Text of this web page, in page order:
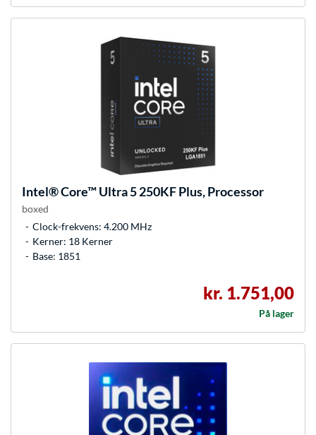
Intel®Core™ Ultra 5 250KF Plus, Processor
boxed
Clock-frekvens: 4.200 MHz
Kerner: 18 Kerner
Base: 1851
kr. 1.751,00
På lager